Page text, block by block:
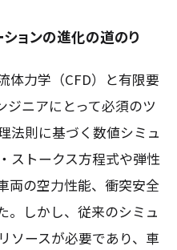
ョンの進化の道のり
体力学（CFD）と有限要
ジニアにとって必須のツ
法則に基づく数値シミュ
ストークス方程式や弾性
両の空力性能、衝突安全
。しかし、従来のシミュ
ソースが必要であり、車